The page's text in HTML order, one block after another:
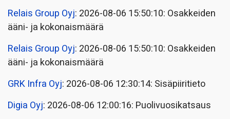
Relais Group Oyj: 2026-08-06 15:50:10: Osakkeiden
ääni- ja kokonaismäärä
Relais Group Oyj: 2026-08-06 15:50:10: Osakkeiden
ääni- ja kokonaismäärä
GRK Infra Oyj: 2026-08-06 12:30:14: Sisäpiiritieto
Digia Oyj: 2026-08-06 12:00:16: Puolivuosikatsaus